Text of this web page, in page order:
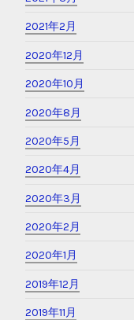
2021年2月
2020年12月
2020年10月
2020年8月
2020年5月
2020年4月
2020年3月
2020年2月
2020年1月
2019年12月
2019年11月